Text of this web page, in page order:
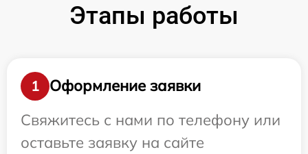
Этапы работы
1
Оформление заявки
Свяжитесь с нами по телефону или
оставьте заявку на сайте